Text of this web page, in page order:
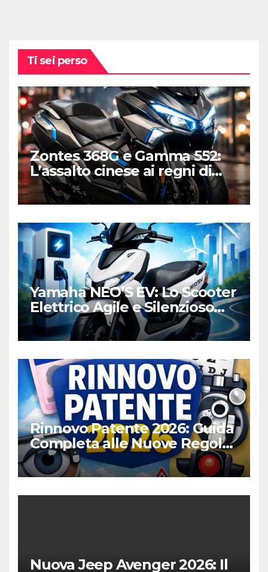
Ti sei perso
Zontes 368G e Gamma 552:
L’assalto cinese ai regni di
Honda e Yamaha
Yamaha NEO’S EV: Lo Scooter
Elettrico Agile e Silenzioso
per la Città
Rinnovo Patente 2026: Guida
Completa alle Nuove Regole,
Digitalizzazione e Costi
Nuova Jeep Avenger 2026: Il